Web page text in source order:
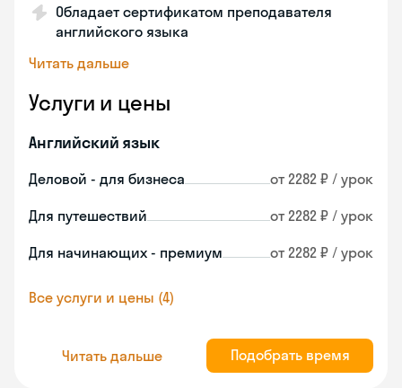
Обладает сертификатом преподавателя
английского языка
Читать дальше
Услуги и цены
Английский язык
Деловой - для бизнеса от 2282 ₽ / урок
Для путешествий от 2282 ₽ / урок
Для начинающих - премиум от 2282 ₽ / урок
Все услуги и цены (4)
Читать дальше Подобрать время